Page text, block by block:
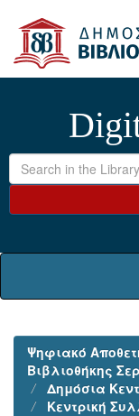
Skip
navigation
Ψηφιακό
Βιβλιοθήκης
Δημόσια
Κεντρική